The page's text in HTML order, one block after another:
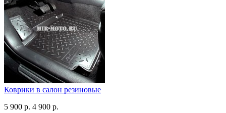
Коврики в салон резиновые
5 900 р. 4 900 р.